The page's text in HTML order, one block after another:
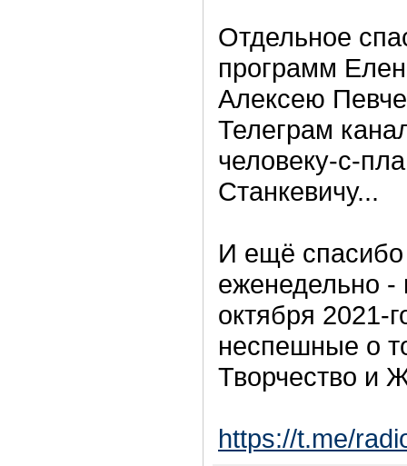
Отдельное
программ
Алексею
Телеграм
человеку-с-
Станкевичу...
И ещё спасибо
еженедельно -
октября 2021-
неспешные о
Творчество и
https://t.me/